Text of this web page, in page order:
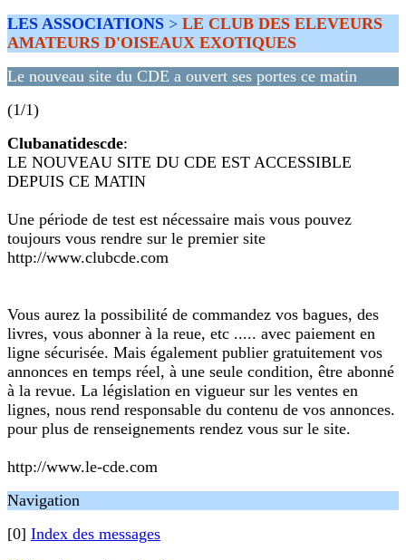
LES ASSOCIATIONS > LE CLUB DES ELEVEURS
AMATEURS D'OISEAUX EXOTIQUES
Le nouveau site du CDE a ouvert ses portes ce matin
(1/1)
Clubanatidescde:
LE NOUVEAU SITE DU CDE EST ACCESSIBLE
DEPUIS CE MATIN
Une période de test est nécessaire mais vous pouvez
toujours vous rendre sur le premier site
http://www.clubcde.com
Vous aurez la possibilité de commandez vos bagues, des
livres, vous abonner à la reue, etc ..... avec paiement en
ligne sécurisée. Mais également publier gratuitement vos
annonces en temps réel, à une seule condition, être abonné
à la revue. La législation en vigueur sur les ventes en
lignes, nous rend responsable du contenu de vos annonces.
pour plus de renseignements rendez vous sur le site.
http://www.le-cde.com
Navigation
[0] Index des messages